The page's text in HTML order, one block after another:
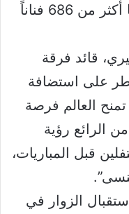
عروض فنية متنوعة شارك فيها أكثر من 686 فناناً
قائد فرقة
على استضافة
العالم فرصة
الرائع رؤية
قبل المباريات،
الزوار في